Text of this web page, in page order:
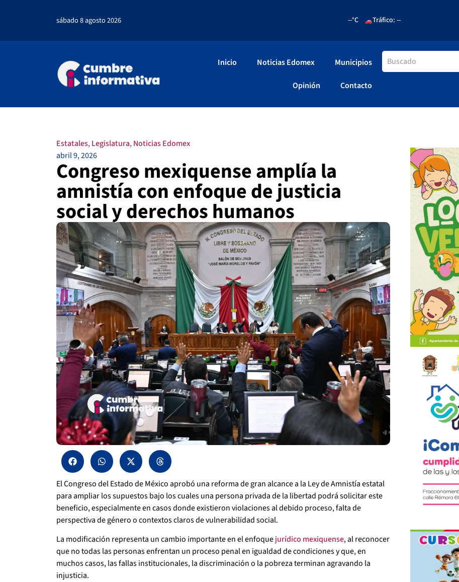
sábado 8 agosto 2026 --°C Tráfico: --
Inicio Noticias Edomex Municipios
Opinión Contacto
Estatales,Legislatura,Noticias Edomex
abril 9, 2026
Congreso mexiquense amplía la
amnistía con enfoque de justicia
social y derechos humanos
El Congreso del Estado de México aprobó una reforma de gran alcance a la Ley de Amnistía estatal
para ampliar los supuestos bajo los cuales una persona privada de la libertad podrá solicitar este
beneficio, especialmente en casos donde existieron violaciones al debido proceso, falta de
perspectiva de género o contextos claros de vulnerabilidad social.
La modificación representa un cambio importante en el enfoquejurídico mexiquense, al reconocer
que no todas las personas enfrentan un proceso penal en igualdad de condiciones y que, en
muchos casos, las fallas institucionales, la discriminación o la pobreza terminan agravando la
injusticia.